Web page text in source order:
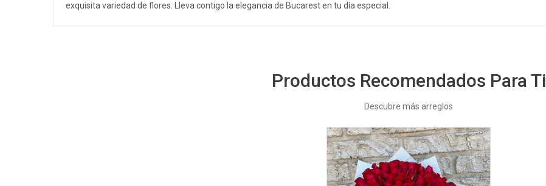
exquisita variedad de flores. Lleva contigo la elegancia de Bucarest en tu día especial.
Productos Recomendados Para Ti
Descubre más arreglos